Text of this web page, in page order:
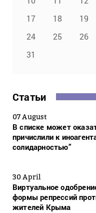
17
18 19
24
25 26
31
Статьи
07 August
В списке может
причислили к
солидарностью”
30 April
Виртуальное
формы репрессий
жителей Крыма